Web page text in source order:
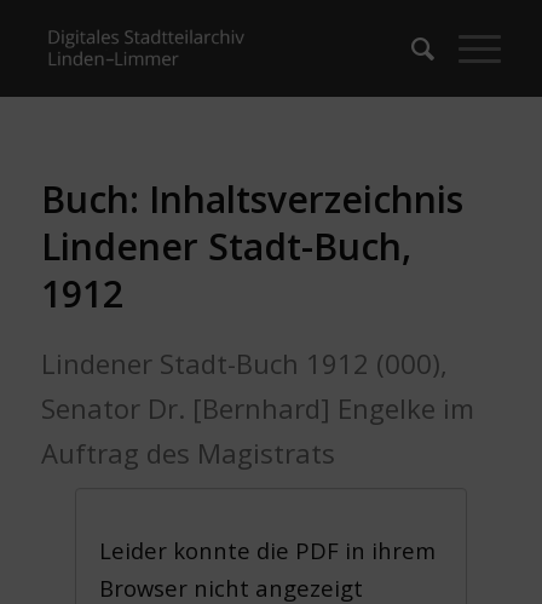
Buch: Inhaltsverzeichnis
Lindener Stadt-Buch,
1912
Lindener Stadt-Buch 1912 (000),
Senator Dr. [Bernhard] Engelke im
Auftrag des Magistrats
Leider konnte die PDF in ihrem
Browser nicht angezeigt